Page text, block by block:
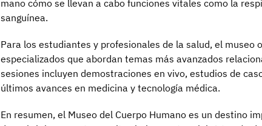
mano cómo se llevan a cabo funciones vitales como la
sanguínea.
Para los estudiantes y profesionales de la salud, el museo
especializados que abordan temas más avanzados
sesiones incluyen demostraciones en vivo, estudios de
últimos avances en medicina y tecnología médica.
En resumen, el Museo del Cuerpo Humano es un destino